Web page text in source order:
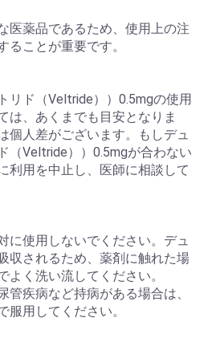
医薬品であるため、使用上の注
ることが重要です。
リド（Veltride））0.5mgの使用
は、あくまでも目安となりま
個人差がございます。もしデュ
（Veltride））0.5mgが合わない
利用を中止し、医師に相談して
に使用しないでください。デュ
収されるため、薬剤に触れた場
よく洗い流してください。
管疾病など持病がある場合は、
服用してください。